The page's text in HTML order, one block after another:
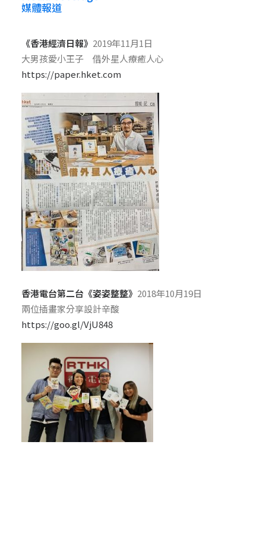
媒體報道
《香港經濟日報》 2019年11月1日
大男孩愛小王子 借外星人療癒人心
https://paper.hket.com
香港電台第二台《姿姿整整》 2018年10月19日
兩位插畫家分享設計辛酸
https://goo.gl/VjU848